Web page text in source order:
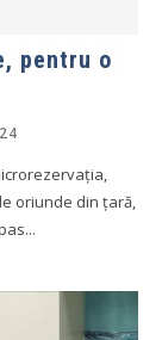
pentru o
oriunde din țară,